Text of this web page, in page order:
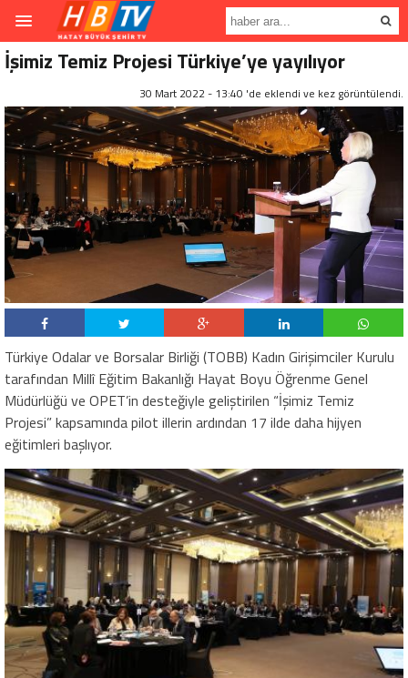
İşimiz Temiz Projesi Türkiye’ye yayılıyor
30 Mart 2022 - 13:40 'de eklendi ve kez görüntülendi.
Türkiye Odalar ve Borsalar Birliği (TOBB) Kadın Girişimciler Kurulu
tarafından Millî Eğitim Bakanlığı Hayat Boyu Öğrenme Genel
Müdürlüğü ve OPET’in desteğiyle geliştirilen “İşimiz Temiz
Projesi” kapsamında pilot illerin ardından 17 ilde daha hijyen
eğitimleri başlıyor.